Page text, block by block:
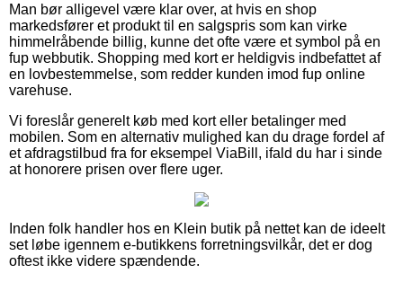
Man bør alligevel være klar over, at hvis en shop
markedsfører et produkt til en salgspris som kan virke
himmelråbende billig, kunne det ofte være et symbol på en
fup webbutik. Shopping med kort er heldigvis indbefattet af
en lovbestemmelse, som redder kunden imod fup online
varehuse.
Vi foreslår generelt køb med kort eller betalinger med
mobilen. Som en alternativ mulighed kan du drage fordel af
et afdragstilbud fra for eksempel ViaBill, ifald du har i sinde
at honorere prisen over flere uger.
Inden folk handler hos en Klein butik på nettet kan de ideelt
set løbe igennem e-butikkens forretningsvilkår, det er dog
oftest ikke videre spændende.